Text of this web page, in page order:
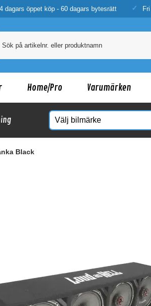
dagars öppet köp - 60 dagars bytesrätt
Home/Pro Varumärken
Black
Kanske